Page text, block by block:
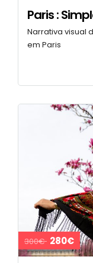
Paris :
Narrativa visual
em Paris
300€ 280€